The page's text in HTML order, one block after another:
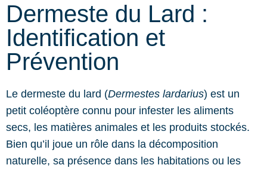
Dermeste du Lard :
Identification et
Prévention
Le dermeste du lard (Dermestes lardarius) est un
petit coléoptère connu pour infester les aliments
secs, les matières animales et les produits stockés.
Bien qu’il joue un rôle dans la décomposition
naturelle, sa présence dans les habitations ou les